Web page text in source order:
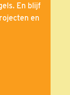
En blijf
en